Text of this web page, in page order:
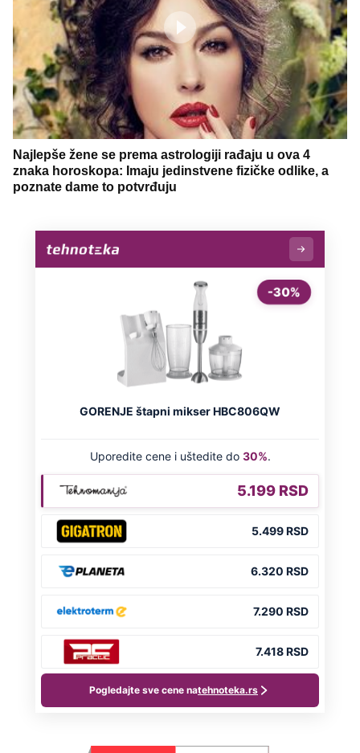
Najlepše žene se prema astrologiji rađaju u ova 4
znaka horoskopa: Imaju jedinstvene fizičke odlike, a
poznate dame to potvrđuju